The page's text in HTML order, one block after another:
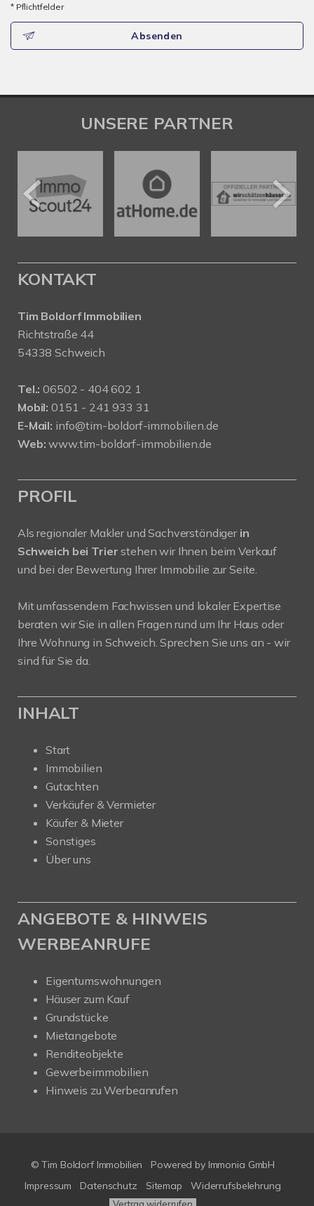
* Pflichtfelder
Absenden
UNSERE PARTNER
KONTAKT
Tim Boldorf Immobilien
Richtstraße 44
54338 Schweich
Tel.: 06502 - 404 602 1
Mobil: 0151 - 241 933 31
E-Mail: info@tim-boldorf-immobilien.de
Web:www.tim-boldorf-immobilien.de
PROFIL
Als regionaler Makler und Sachverständigerin
Schweich bei Trierstehen wir Ihnen beim Verkauf
und bei der Bewertung Ihrer Immobilie zur Seite.
Mit umfassendem Fachwissen und lokaler Expertise
beraten wir Sie in allen Fragen rund um Ihr Haus oder
Ihre Wohnung in Schweich. Sprechen Sie uns an - wir
sind für Sie da.
INHALT
Start
Immobilien
Gutachten
Verkäufer & Vermieter
Käufer & Mieter
Sonstiges
Über uns
ANGEBOTE & HINWEIS
WERBEANRUFE
Eigentumswohnungen
Häuser zum Kauf
Grundstücke
Mietangebote
Renditeobjekte
Gewerbeimmobilien
Hinweis zu Werbeanrufen
© Tim Boldorf Immobilien Powered by Immonia GmbH
Impressum
Datenschutz Sitemap Widerrufsbelehrung
Vertrag widerrufen